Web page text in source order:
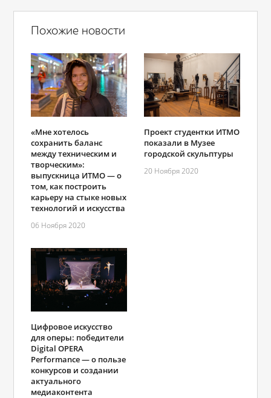
Похожие новости
«Мне хотелось
сохранить баланс
между техническим и
творческим»:
выпускница ИТМО ― о
том, как построить
карьеру на стыке новых
технологий и искусства
06 Ноября 2020
Проект студентки ИТМО
показали в Музее
городской скульптуры
20 Ноября 2020
Цифровое искусство
для оперы: победители
Digital OPERA
Performance ― о пользе
конкурсов и создании
актуального
медиаконтента